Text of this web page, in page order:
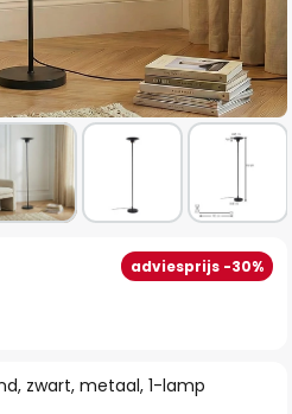
zwart, metaal, 1-lamp
adviesprijs -30%